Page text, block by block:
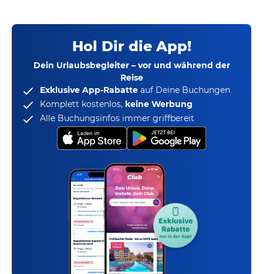
Hol Dir die App!
Dein Urlaubsbegleiter – vor und während der
Reise
Exklusive App-Rabatte auf Deine Buchungen
Komplett kostenlos, keine Werbung
Alle Buchungsinfos immer griffbereit